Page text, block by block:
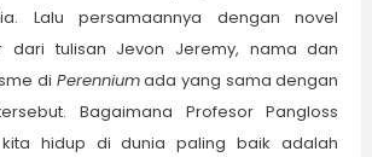
Lalu persamaannya dengan novel
dari tulisan Jevon Jeremy, nama dan
di Perenniumada yang sama dengan
Bagaimana Profesor Pangloss
hidup di dunia paling baik adalah